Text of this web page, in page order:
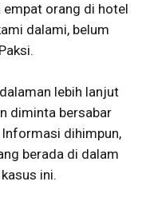
empat orang di hotel
dalami, belum
lebih lanjut
diminta bersabar
dihimpun,
berada di dalam
ini.